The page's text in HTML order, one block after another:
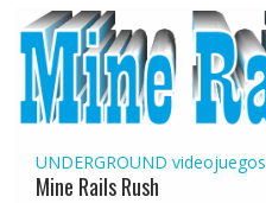
UNDERGROUND videojuegos
Mine Rails Rush